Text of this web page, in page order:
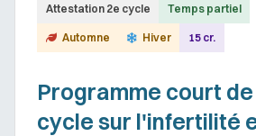
Attestation 2e cycle Temps partiel
Automne Hiver 15 cr.
Programme court
cycle sur l'infertilité